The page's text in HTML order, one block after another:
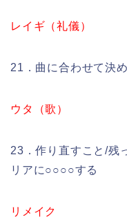
レイギ（礼儀）
21．曲に合わせて決
ウタ（歌）
23．作り直すこと/残
リアに○○○○する
リメイク